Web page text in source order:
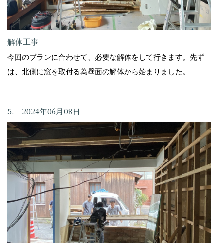
解体工事
今回のプランに合わせて、必要な解体をして行きます。先ず
は、北側に窓を取付る為壁面の解体から始まりました。
5. 2024年06月08日